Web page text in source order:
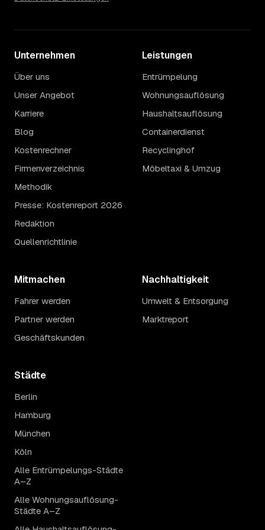
Unternehmen
Über uns
Unser Angebot
Karriere
Blog
Kostenrechner
Firmenverzeichnis
Methodik
Presse: Kostenreport 2026
Redaktion
Quellenrichtlinie
Leistungen
Entrümpelung
Wohnungsauflösung
Haushaltsauflösung
Containerdienst
Recyclinghof
Möbeltaxi & Umzug
Mitmachen
Fahrer werden
Partner werden
Geschäftskunden
Nachhaltigkeit
Umwelt & Entsorgung
Marktreport
Städte
Berlin
Hamburg
München
Köln
Alle Entrümpelungs-Städte
A–Z
Alle Wohnungsauflösung-
Städte A–Z